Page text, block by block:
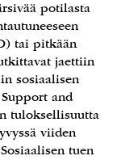
potilasta
tai pitkään
jaettiin
sosiaalisen
and
tuloksellisuutta
viiden
tuen